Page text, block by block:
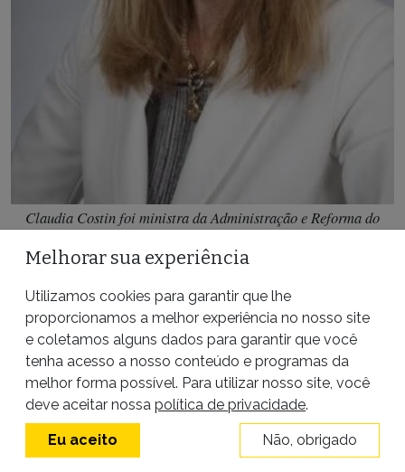
Claudia Costin foi ministra da Administração e Reforma do
Washington Post, muitas escolas continuaram a
sofrer com falta de verba após a flexibilização do
sistema, principalmente as localizadas em regiões
carentes, as que recebiam estudantes de alto risco e
as que tinham número baixo de matrículas. O
Melhorar sua experiência
Utilizamos cookies para garantir que lhe
proporcionamos a melhor experiência no nosso site
e coletamos alguns dados para garantir que você
tenha acesso a nosso conteúdo e programas da
melhor forma possível. Para utilizar nosso site, você
deve aceitar nossa política de privacidade.
Eu aceito Não, obrigado